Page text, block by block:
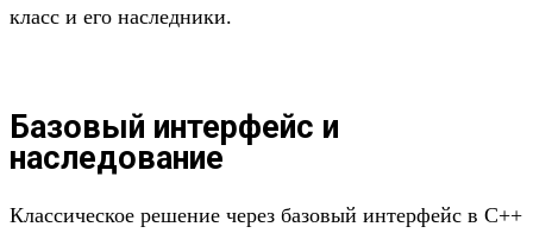
класс и его наследники.
Базовый интерфейс и
наследование
Классическое решение через базовый интерфейс в C++